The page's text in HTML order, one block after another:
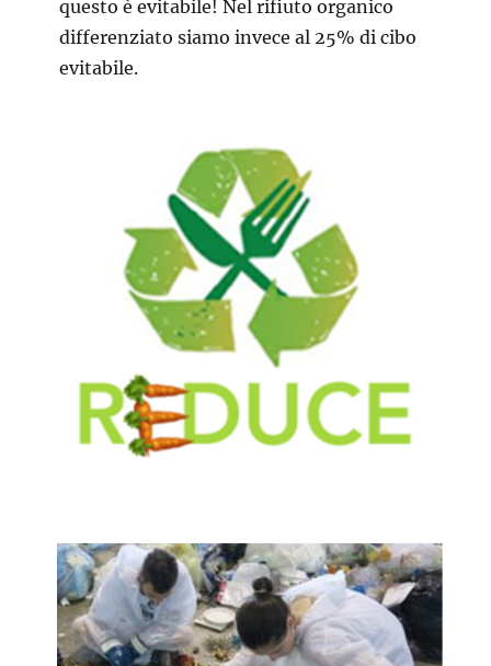
questo è evitabile! Nel rifiuto organico
differenziato siamo invece al 25% di cibo
evitabile.